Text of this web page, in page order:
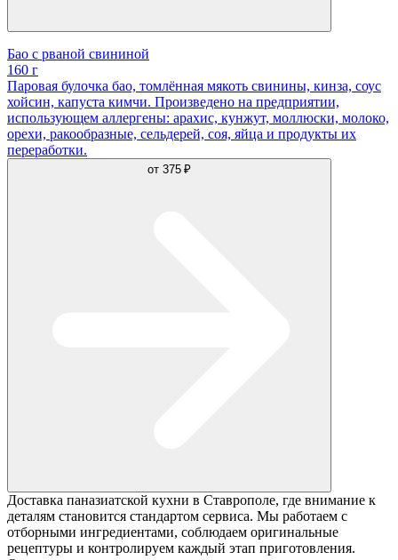
Бао с рваной свининой
160 г
Паровая булочка бао, томлённая мякоть свинины, кинза, соус
хойсин, капуста кимчи. Произведено на предприятии,
использующем аллергены: арахис, кунжут, моллюски, молоко,
орехи, ракообразные, сельдерей, соя, яйца и продукты их
переработки.
от 375 ₽
Доставка паназиатской кухни в Ставрополе, где внимание к
деталям становится стандартом сервиса. Мы работаем с
отборными ингредиентами, соблюдаем оригинальные
рецептуры и контролируем каждый этап приготовления.